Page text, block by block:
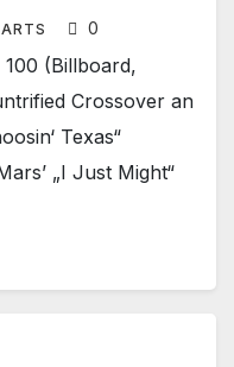
0
(Billboard,
Crossover an
Texas“
„I Just Might“